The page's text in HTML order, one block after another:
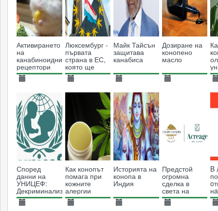
Активирането
на
канабиноидните
рецептори
може да се
справи с
теглото 7852
Люксембург -
първата
страна в ЕС,
която ще
легализира
канабиса
3294
Майк Тайсън
защитава
канабиса
4470
Дозиране на
конопено
масло
Според
данни на
УНИЦЕФ:
Декриминализацията
на
марихуаната
Как конопът
помага при
кожните
алергии
Историята на
конопа в
Индия
Предстой
огромна
сделка в
света на
канабиса
B